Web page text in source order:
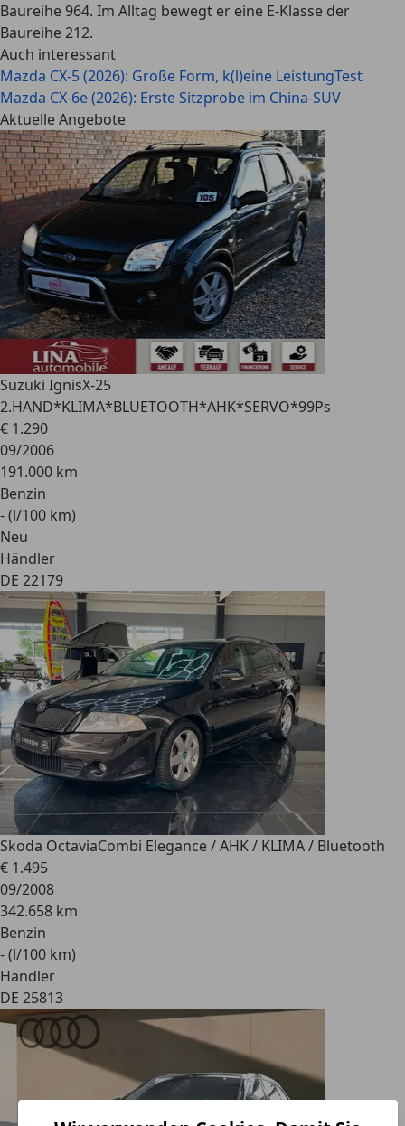
Baureihe 964. Im Alltag bewegt er eine E-Klasse der
Baureihe 212.
Auch interessant
Mazda CX-5 (2026): Große Form, k(l)eine LeistungTest
Mazda CX-6e (2026): Erste Sitzprobe im China-SUV
Aktuelle Angebote
Suzuki IgnisX-25
2.HAND*KLIMA*BLUETOOTH*AHK*SERVO*99Ps
€ 1.290
09/2006
191.000 km
Benzin
- (l/100 km)
Neu
Händler
DE 22179
Skoda OctaviaCombi Elegance / AHK / KLIMA / Bluetooth
€ 1.495
09/2008
342.658 km
Benzin
- (l/100 km)
Händler
DE 25813